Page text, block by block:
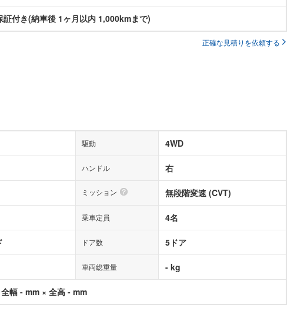
証付き(納車後 1ヶ月以内 1,000kmまで)
正確な見積りを依頼する
駆動 4WD
ハンドル 右
ミッション 無段階変速 (CVT)
乗車定員 4名
ドア数 5ドア
車両総重量 - kg
幅 - mm × 全高 - mm